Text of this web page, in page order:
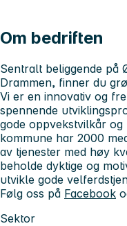
Om bedriften
Sentralt beliggende på
Drammen, finner du
Vi er en innovativ og
spennende
gode oppvekstvilkår
kommune har 2000
av tjenester med høy
beholde dyktige og
utvikle gode
Følg oss på Facebook
Sektor